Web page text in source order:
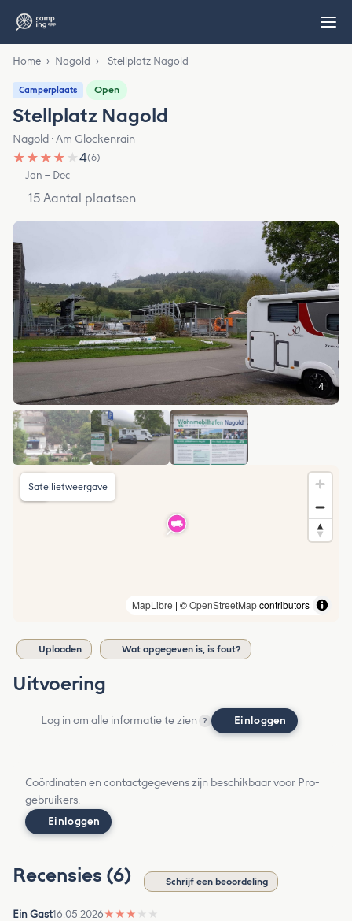
Home › Nagold › Stellplatz Nagold
Camperplaats Open
Stellplatz Nagold
Nagold · Am Glockenrain
★ ★ ★ ★ ★4(6)
Jan – Dec
15 Aantal plaatsen
4
MapLibre | ©OpenStreetMapcontributors
Satellietweergave
Uploaden Wat opgegeven is, is fout?
Uitvoering
Log in om alle informatie te zien ? Einloggen
Coördinaten en contactgegevens zijn beschikbaar voor Pro-
gebruikers.
Einloggen
Recensies (6) Schrijf een beoordeling
Ein Gast16.05.2026★ ★ ★ ★ ★